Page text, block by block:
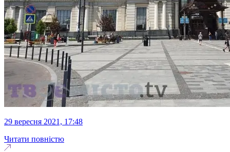
29 вересня 2021, 17:48
Читати повністю